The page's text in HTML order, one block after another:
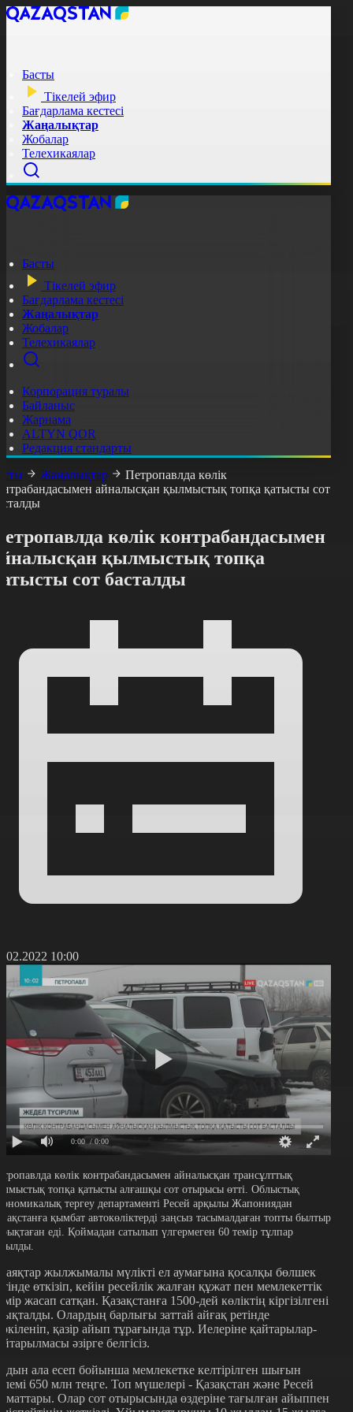
Басты
Тікелей эфир
Бағдарлама кестесі
Жаңалықтар
Жобалар
Телехикаялар
Басты
Тікелей эфир
Бағдарлама кестесі
Жаңалықтар
Жобалар
Телехикаялар
Корпорация туралы
Байланыс
Жарнама
ALTYN QOR
Редакция стандарты
Жаңалықтар
Петропавлда көлік
айналысқан қылмыстық топқа қатысты сот
көлік контрабандасымен
қылмыстық топқа
сот басталды
10:00
0:00 / 0:00
көлік контрабандасымен айналысқан трансұлттық
топқа қатысты алғашқы сот отырысы өтті. Облыстық
тергеу департаменті Ресей арқылы Жапониядан
қымбат автокөліктерді заңсыз тасымалдаған топты былтыр
еді. Қоймадан сатылып үлгермеген 60 темір тұлпар
жылжымалы мүлікті ел аумағына қосалқы бөлшек
өткізіп, кейін ресейлік жалған құжат пен мемлекеттік
жасап сатқан. Қазақстанға 1500-дей көліктің кіргізілгені
Олардың барлығы заттай айғақ ретінде
қазір айып тұрағында тұр. Иелеріне қайтарылар-
әзірге белгісіз.
ала есеп бойынша мемлекетке келтірілген шығын
650 млн теңге. Топ мүшелері - Қазақстан және Ресей
Олар сот отырысында өздеріне тағылған айыппен